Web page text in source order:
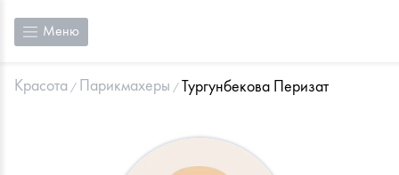
Меню
Красота Парикмахеры Тургунбекова Перизат